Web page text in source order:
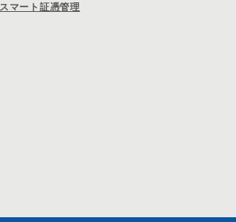
スマート証憑管理